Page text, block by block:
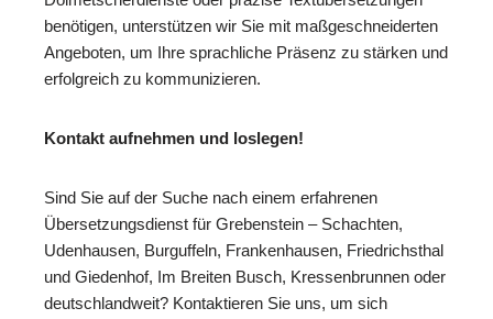
benötigen, unterstützen wir Sie mit maßgeschneiderten
Angeboten, um Ihre sprachliche Präsenz zu stärken und
erfolgreich zu kommunizieren.
Kontakt aufnehmen und loslegen!
Sind Sie auf der Suche nach einem erfahrenen
Übersetzungsdienst für Grebenstein – Schachten,
Udenhausen, Burguffeln, Frankenhausen, Friedrichsthal
und Giedenhof, Im Breiten Busch, Kressenbrunnen oder
deutschlandweit? Kontaktieren Sie uns, um sich